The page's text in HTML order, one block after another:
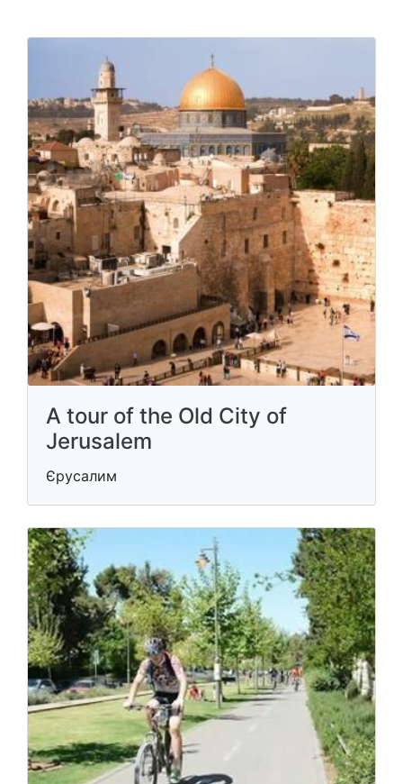
A tour of the Old City of
Jerusalem
Єрусалим